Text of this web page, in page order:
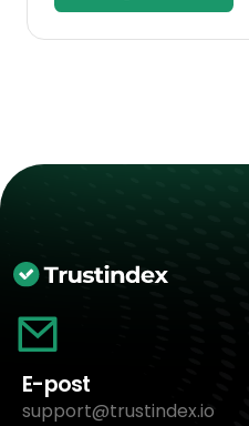
E-post
support@trustindex.io